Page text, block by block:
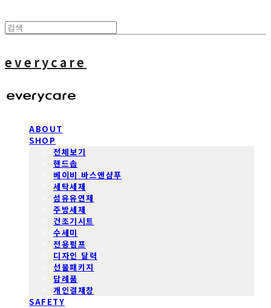
everycare
ABOUT
SHOP
전체보기
핸드솝
베이비 바스앤샴푸
세탁세제
섬유유연제
주방세제
건조기시트
수세미
전용펌프
디자인 달력
선물패키지
답례품
개인결제창
SAFETY